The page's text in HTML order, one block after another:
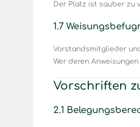
Der Platz ist sauber zu
1.7
Vorstandsmitglieder
Wer deren
Vorschriften
2.1